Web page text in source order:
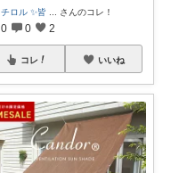
チロル ✨皆 さんのコレ！
0 0 2
コレ いいね